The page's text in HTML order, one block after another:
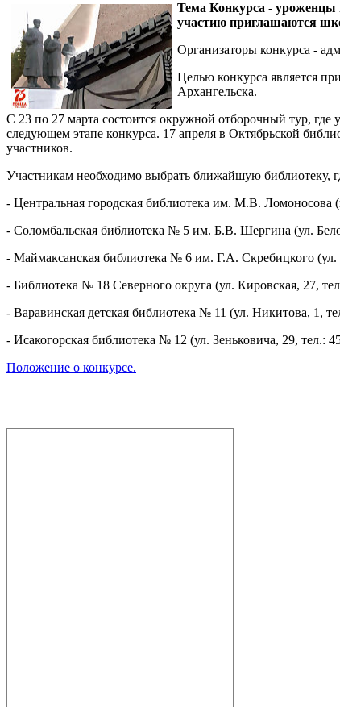
Тема Конкурса - уроженцы
участию приглашаются
Организаторы конкурса -
Целью конкурса является
Архангельска.
С 23 по 27 марта состоится окружной отборочный тур,
следующем этапе конкурса. 17 апреля в Октябрьской
участников.
Участникам необходимо выбрать ближайшую библиотеку,
- Центральная городская библиотека им. М.В. Ломоносова
- Соломбальская библиотека № 5 им. Б.В. Шергина (ул.
- Маймаксанская библиотека № 6 им. Г.А. Скребицкого
- Библиотека № 18 Северного округа (ул. Кировская, 27,
- Варавинская детская библиотека № 11 (ул. Никитова, 1,
- Исакогорская библиотека № 12 (ул. Зеньковича, 29, тел.:
Положение о конкурсе.